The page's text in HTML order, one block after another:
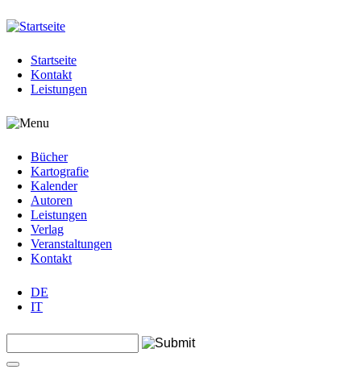
Jump to navigation
Startseite
Kontakt
Leistungen
Bücher
Kartografie
Kalender
Autoren
Leistungen
Verlag
Veranstaltungen
Kontakt
DE
IT
Suchformular